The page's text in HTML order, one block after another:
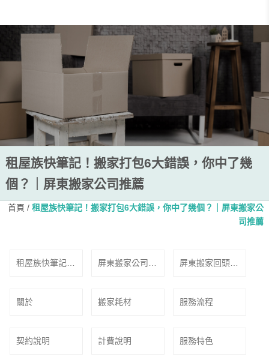
租屋族快筆記！搬家打包6大錯誤，你中了幾
個？｜屏東搬家公司推薦
首頁 /租屋族快筆記！搬家打包6大錯誤，你中了幾個？｜屏東搬家公
司推薦
租屋族快筆記！
個？｜屏東搬家
屏東搬家公司誠
屏東搬家回頭車
關於 搬家耗材 服務流程
契約說明 計費說明 服務特色